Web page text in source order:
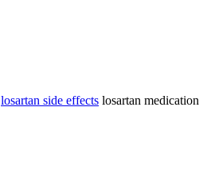
losartan side effects losartan medication